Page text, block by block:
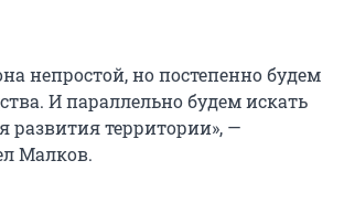
непростой, но постепенно будем
И параллельно будем искать
развития территории», —
Малков.